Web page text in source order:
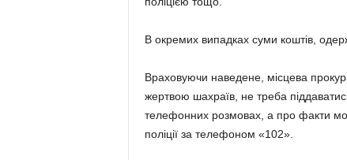
В окремих випадках суми коштів,
Враховуючи наведене, місцева
жертвою шахраїв, не треба
телефонних розмовах, а про факти
поліції за телефоном «102».